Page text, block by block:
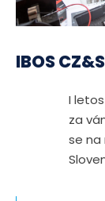
IBOS
I
za
se